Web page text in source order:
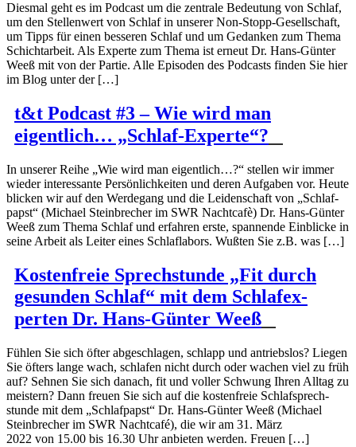
Diesmal geht es im Podcast um die zentrale Bedeutung von Schlaf,
um den Stellenwert von Schlaf in unserer Non-Stopp-Gesel­l­­schaft,
um Tipps für einen besseren Schlaf und um Gedanken zum Thema
Schicht­arbeit. Als Experte zum Thema ist erneut Dr. Hans-Günter
Weeß mit von der Partie. Alle Episoden des Podcasts finden Sie hier
im Blog unter der […]
t&t Podcast #3 – Wie wird man
eigentlich… „Schlaf-Experte“?
In unserer Reihe „Wie wird man eigentlich…?“ stellen wir immer
wieder inter­es­sante Persön­lich­keiten und deren Aufgaben vor. Heute
blicken wir auf den Werdegang und die Leiden­schaft von „Schlaf­
papst“ (Michael Stein­brecher im SWR Nachtcafè) Dr. Hans-Günter
Weeß zum Thema Schlaf und erfahren erste, spannende Einblicke in
seine Arbeit als Leiter eines Schlaf­labors. Wußten Sie z.B. was […]
Kosten­freie Sprech­stunde „Fit durch
gesunden Schlaf“ mit dem Schlaf­ex­
perten Dr. Hans-Günter Weeß
Fühlen Sie sich öfter abgeschlagen, schlapp und antriebslos? Liegen
Sie öfters lange wach, schlafen nicht durch oder wachen viel zu früh
auf? Sehnen Sie sich danach, fit und voller Schwung Ihren Alltag zu
meistern? Dann freuen Sie sich auf die kosten­freie Schlaf­sprech­
stunde mit dem „Schlaf­papst“ Dr. Hans-Günter Weeß (Michael
Stein­brecher im SWR Nachtcafé), die wir am 31. März
2022 von 15.00 bis 16.30 Uhr anbieten werden. Freuen […]